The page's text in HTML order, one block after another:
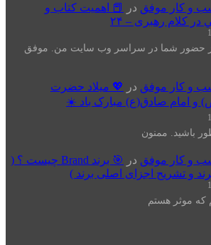
و کار موفق در
📕 اهميت كتاب و
در كلام رهبری – ۲۴
حضور شما در سراسر وب سایت من. موفق
و کار موفق در
💖 میلاد حضرت
و امام صادق(ع) مبارک باد ☀️
باشید. ممنون
و کار موفق در
🎯 برند Brand چیست ؟ (
و تشریح اجزای اصلی برند )
که موثر هستم